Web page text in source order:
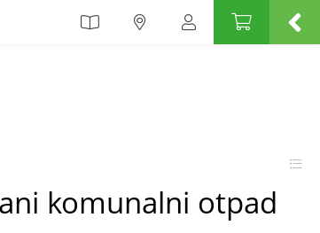
komunalni otpad